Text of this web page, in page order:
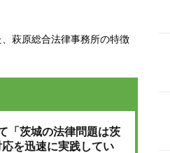
萩原総合法律事務所の特徴
「茨城の法律問題は茨
を迅速に実践してい